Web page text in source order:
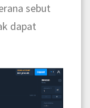
sebut
dapat